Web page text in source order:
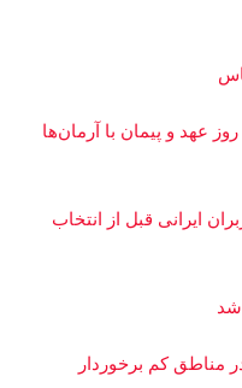
عهد و پیمان با آرمان‌ها
ایرانی قبل از انتخاب
کلاس درس در مناطق کم برخوردار